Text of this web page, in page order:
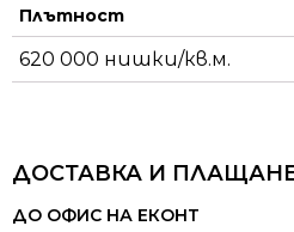
Плътност
620 000 нишки/кв.м.
ДОСТАВКА И
ДО ОФИС НА ЕКОНТ